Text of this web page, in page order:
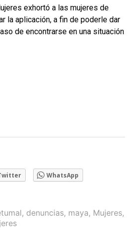
exhortó a las mujeres de
la aplicación, a fin de poderle dar
de encontrarse en una situación
WhatsApp
, denuncias, maya, Mujeres,